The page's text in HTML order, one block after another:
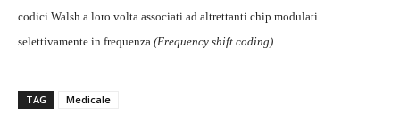
codici Walsh a loro volta associati ad altrettanti chip modulati
selettivamente in frequenza (Frequency shift coding).
TAG Medicale